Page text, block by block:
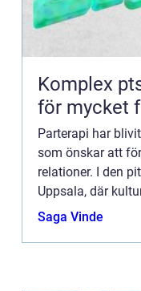
Komplex ptsd när livet har
för mycket
Parterapi har
som önskar att
relationer. I den
Uppsala, där
även ett v&a...
Saga Vinde